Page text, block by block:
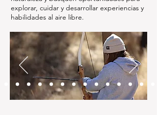
explorar, cuidar y desarrollar experiencias y
habilidades al aire libre.